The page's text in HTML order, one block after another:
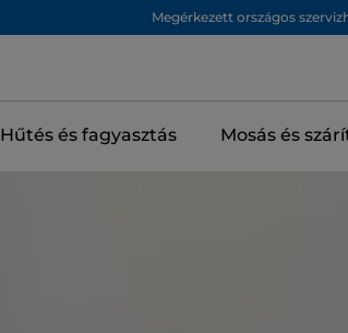
Megérkezett országos
Hűtés és fagyasztás Mosás és